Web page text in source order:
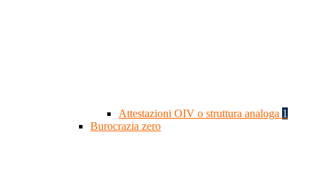
Attestazioni OIV o struttura analoga 1
Burocrazia zero